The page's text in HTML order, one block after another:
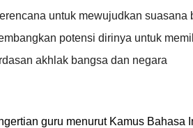
untuk mewujudkan
potensi dirinya untuk
akhlak bangsa dan negara
guru menurut Kamus Bahasa